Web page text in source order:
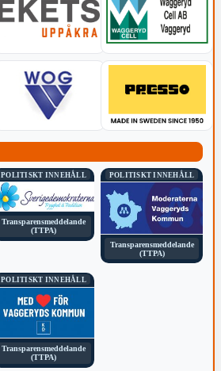
POLITISKT INNEHÅLL
Transparensmeddelande
(TTPA)
POLITISKT INNEHÅLL
Transparensmeddelande
(TTPA)
POLITISKT INNEHÅLL
Transparensmeddelande
(TTPA)